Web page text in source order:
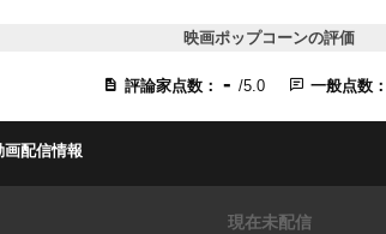
映画ポップコーンの評価
評論家点数： -/5.0 一般点数：
画配信情報
現在未配信